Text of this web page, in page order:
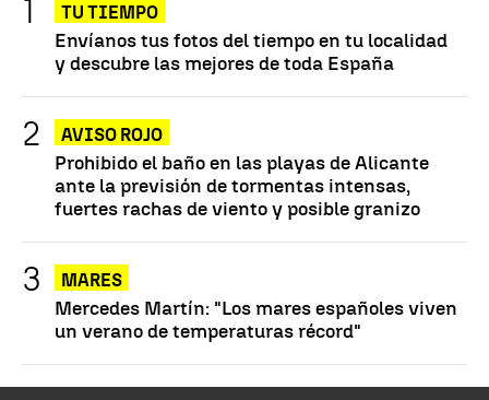
TU TIEMPO
Envíanos tus fotos del tiempo en tu localidad
y descubre las mejores de toda España
AVISO ROJO
Prohibido el baño en las playas de Alicante
ante la previsión de tormentas intensas,
fuertes rachas de viento y posible granizo
MARES
Mercedes Martín: "Los mares españoles viven
un verano de temperaturas récord"